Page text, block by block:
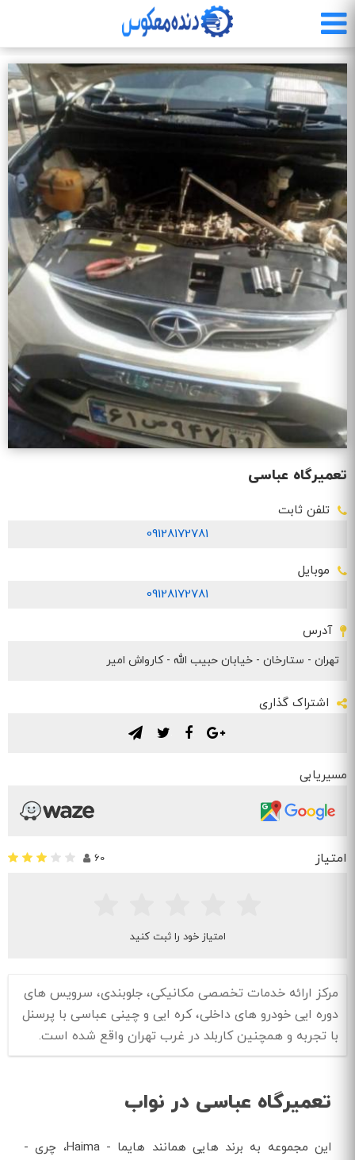
محتوای
اصلی
تعمیرگاه عباسی
تلفن ثابت
09128172781
موبایل
09128172781
آدرس
تهران - ستارخان - خیابان حبیب الله - کارواش امیر
اشتراک گذاری
. . .
مسیریابی
60 امتیاز
امتیاز خود را ثبت کنید
مرکز ارائه خدمات تخصصی مکانیکی، جلوبندی، سرویس های
دوره ایی خودرو های داخلی، کره ایی و چینی عباسی با پرسنل
با تجربه و همچنین کاربلد در غرب تهران واقع شده است.
تعمیرگاه عباسی در نواب
این مجموعه به برند هایی همانند هایما - Haima، چری -